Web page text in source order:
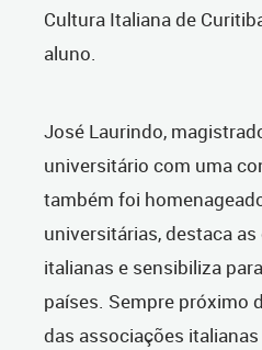
Cultura Italiana de
aluno.
José Laurindo,
universitário com uma
também foi
universitárias, destaca
italianas e sensibiliza
países. Sempre próximo
das associações